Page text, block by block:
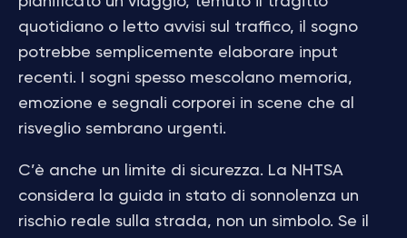
quotidiano o letto avvisi sul traffico, il sogno
potrebbe semplicemente elaborare input
recenti. I sogni spesso mescolano memoria,
emozione e segnali corporei in scene che al
risveglio sembrano urgenti.
C’è anche un limite di sicurezza. La NHTSA
considera la guida in stato di sonnolenza un
rischio reale sulla strada, non un simbolo. Se il